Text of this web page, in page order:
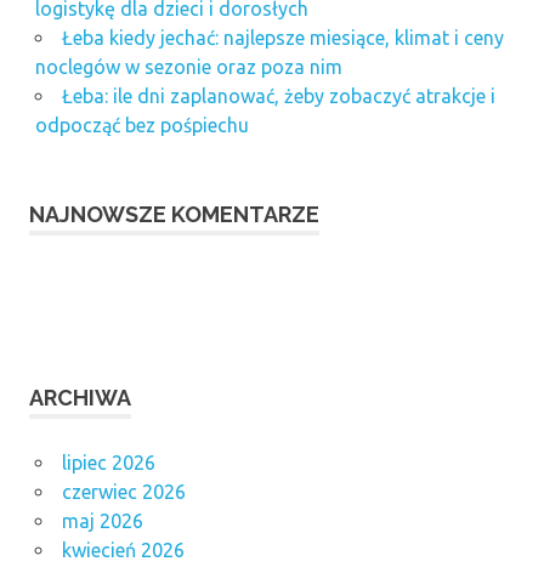
logistykę dla dzieci i dorosłych
Łeba kiedy jechać: najlepsze miesiące, klimat i ceny
noclegów w sezonie oraz poza nim
Łeba: ile dni zaplanować, żeby zobaczyć atrakcje i
odpocząć bez pośpiechu
NAJNOWSZE KOMENTARZE
ARCHIWA
lipiec 2026
czerwiec 2026
maj 2026
kwiecień 2026